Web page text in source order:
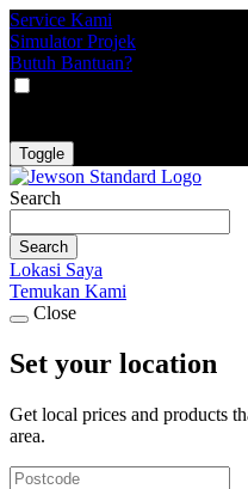
Service Kami
Simulator Projek
Butuh Bantuan?
Toggle
Search
Search
Lokasi Saya
Temukan Kami
Close
Set your location
Get local prices and products
area.